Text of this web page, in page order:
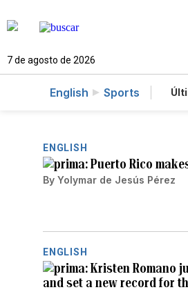
7 de agosto de 2026
English Sports
ENGLISH
Puerto Rico
By Yolymar de Jesús Pérez
ENGLISH
Kristen Romano
and set a new record for